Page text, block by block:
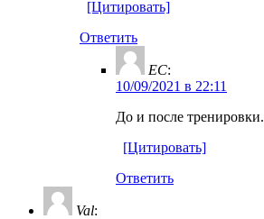
[Цитировать]
Ответить
ЕС:
10/09/2021 в 22:11
До и после тренировки.
[Цитировать]
Ответить
Val: